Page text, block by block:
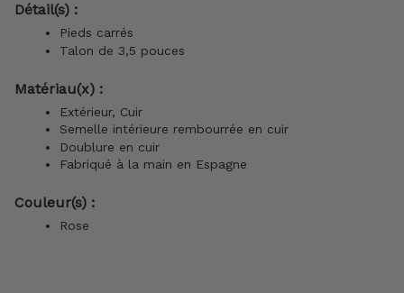
Détail(s) :
Pieds carrés
Talon de 3,5 pouces
Matériau(x) :
Extérieur, Cuir
Semelle intérieure rembourrée en cuir
Doublure en cuir
Fabriqué à la main en Espagne
Couleur(s) :
Rose